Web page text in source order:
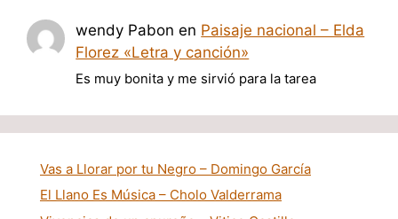
wendy Pabon en Paisaje nacional – Elda
Florez «Letra y canción»
Es muy bonita y me sirvió para la tarea
Vas a Llorar por tu Negro – Domingo García
El Llano Es Música – Cholo Valderrama